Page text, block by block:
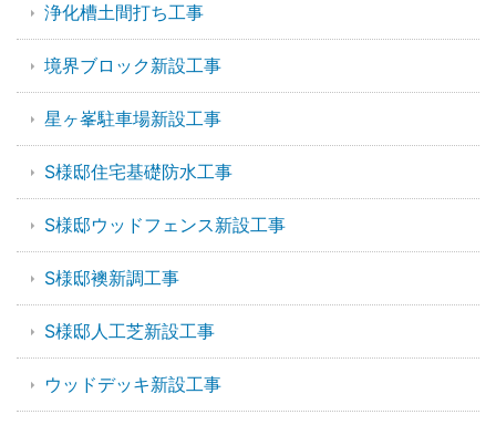
浄化槽土間打ち工事
境界ブロック新設工事
星ヶ峯駐車場新設工事
S様邸住宅基礎防水工事
S様邸ウッドフェンス新設工事
S様邸襖新調工事
S様邸人工芝新設工事
ウッドデッキ新設工事